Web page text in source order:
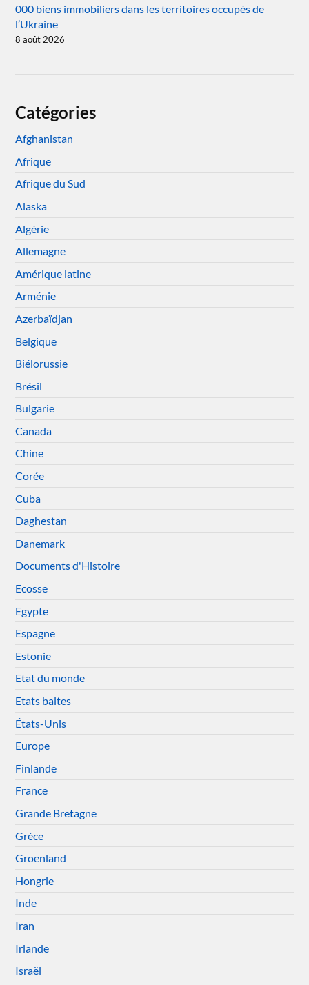
000 biens immobiliers dans les territoires occupés de
l’Ukraine
8 août 2026
Catégories
Afghanistan
Afrique
Afrique du Sud
Alaska
Algérie
Allemagne
Amérique latine
Arménie
Azerbaïdjan
Belgique
Biélorussie
Brésil
Bulgarie
Canada
Chine
Corée
Cuba
Daghestan
Danemark
Documents d'Histoire
Ecosse
Egypte
Espagne
Estonie
Etat du monde
Etats baltes
États-Unis
Europe
Finlande
France
Grande Bretagne
Grèce
Groenland
Hongrie
Inde
Iran
Irlande
Israël